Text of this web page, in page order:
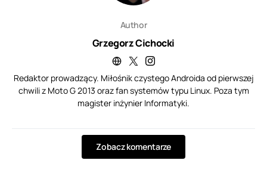
Author
Grzegorz Cichocki
Redaktor prowadzący. Miłośnik czystego Androida od pierwszej
chwili z Moto G 2013 oraz fan systemów typu Linux. Poza tym
magister inżynier Informatyki.
Zobacz komentarze